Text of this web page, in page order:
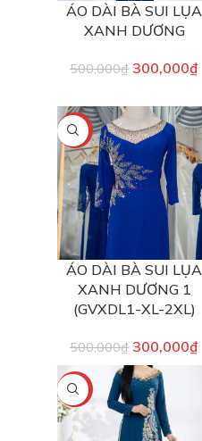
ÁO DÀI BÀ SUI LỤA
XANH DƯƠNG
500,000₫ 300,000₫
-40%
ÁO DÀI BÀ SUI LỤA
XANH DƯƠNG 1
(GVXDL1-XL-2XL)
500,000₫ 300,000₫
-50%